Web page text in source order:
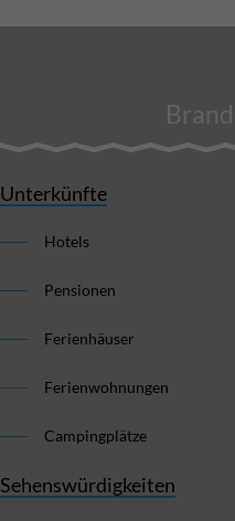
Unterkünfte
Hotels
Pensionen
Ferienhäuser
Ferienwohnungen
Campingplätze
Sehenswürdigkeiten